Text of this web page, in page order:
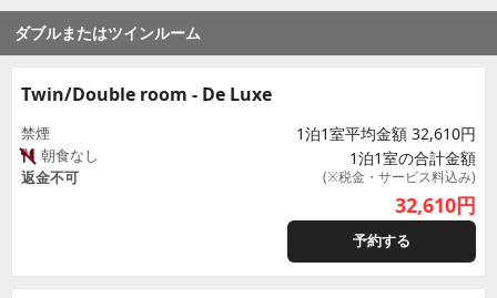
ダブルまたはツインルーム
Twin/Double room - De Luxe
禁煙
朝食なし
返金不可
1泊1室平均金額 32,610円
1泊1室の合計金額
(※税金・サービス料込み)
32,610円
予約する